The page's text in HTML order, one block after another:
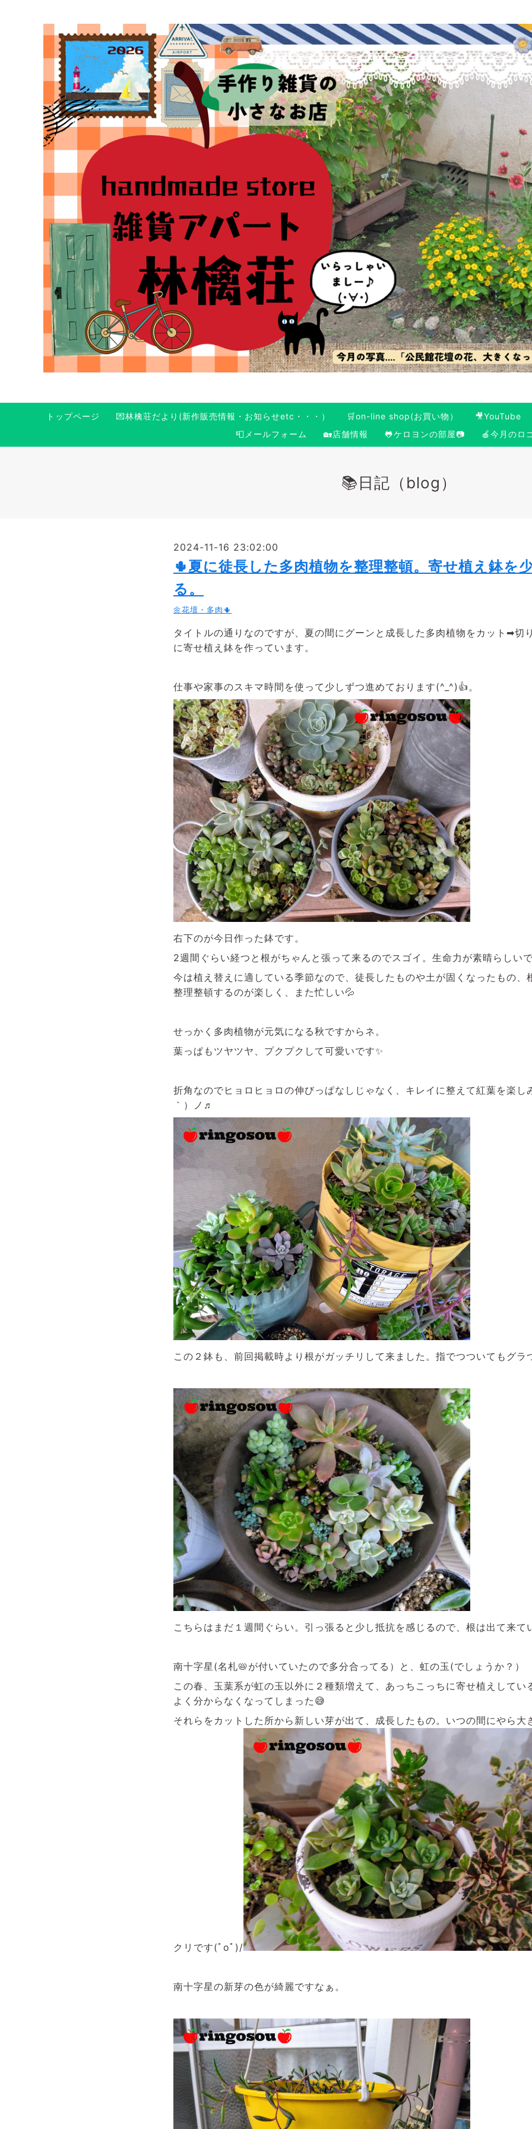
トップページ 💌林檎荘だより(新作販売情報・お知らせetc・・・） 🛒on-line shop(お買い物） 🎥YouTube
📮メールフォーム
🏡店舗情報 🐸ケロヨンの部屋📷 🍎今月のロ
📚日記（blog）
2024-11-16 23:02:00
🌵夏に徒長した多肉植物を整理整頓。寄せ植え鉢を
る。
🌼花壇・多肉🌵
タイトルの通りなのですが、夏の間にグーンと成長した多肉植物をカット➡切
に寄せ植え鉢を作っています。
仕事や家事のスキマ時間を使って少しずつ進めております(^_^)👍。
右下のが今日作った鉢です。
2週間ぐらい経つと根がちゃんと張って来るのでスゴイ。生命力が素晴らしいで
今は植え替えに適している季節なので、徒長したものや土が固くなったもの、
整理整頓するのが楽しく、また忙しい💦
せっかく多肉植物が元気になる秋ですからネ。
葉っぱもツヤツヤ、プクプクして可愛いです✨
折角なのでヒョロヒョロの伸びっぱなしじゃなく、キレイに整えて紅葉を楽し
｀）ノ♬
この２鉢も、前回掲載時より根がガッチリして来ました。指でつついてもグラ
こちらはまだ１週間ぐらい。引っ張ると少し抵抗を感じるので、根は出て来て
南十字星(名札📛が付いていたので多分合ってる）と、虹の玉(でしょうか？）
この春、玉葉系が虹の玉以外に２種類増えて、あっちこっちに寄せ植えしてい
よく分からなくなってしまった😅
それらをカットした所から新しい芽が出て、成長したもの。いつの間にやら大
クリです(ﾟoﾟ)/
南十字星の新芽の色が綺麗ですなぁ。